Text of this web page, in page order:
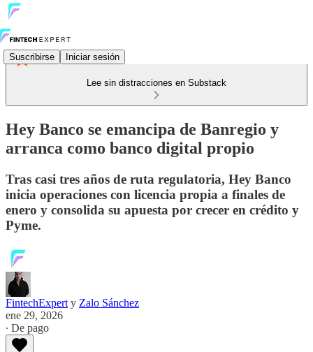
Suscribirse Iniciar sesión
Lee sin distracciones en Substack
Hey Banco se emancipa de Banregio y
arranca como banco digital propio
Tras casi tres años de ruta regulatoria, Hey Banco
inicia operaciones con licencia propia a finales de
enero y consolida su apuesta por crecer en crédito y
Pyme.
FintechExpert y Zalo Sánchez
ene 29, 2026
∙ De pago